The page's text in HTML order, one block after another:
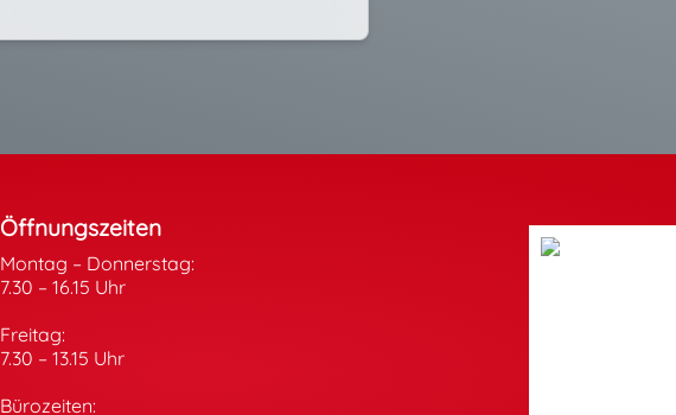
Öffnungszeiten
Montag – Donnerstag:
7.30 – 16.15 Uhr
Freitag:
7.30 – 13.15 Uhr
Bürozeiten: